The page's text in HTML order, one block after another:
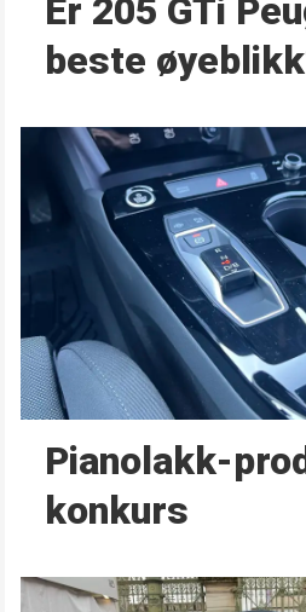
Er 205 GTi
beste
Pianolakk-
konkurs